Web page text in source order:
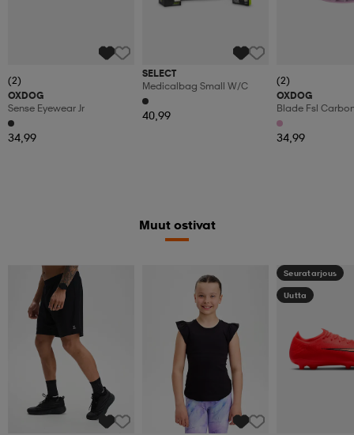
(2)
OXDOG
Sense Eyewear Jr
34,99
SELECT
Medicalbag Small W/c
40,99
(2)
OXDOG
Blade Fsl
34,99
Muut ostivat
Seuratarjous
Uutta